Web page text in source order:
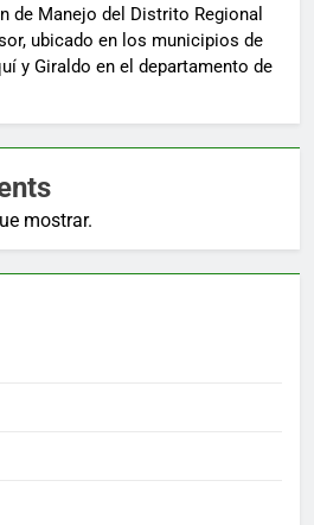
de Manejo del Distrito Regional
ubicado en los municipios de
y Giraldo en el departamento de
mostrar.